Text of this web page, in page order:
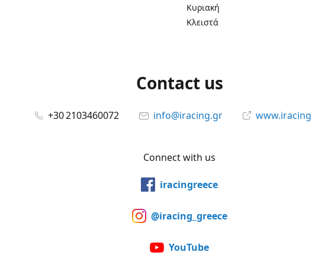
Κυριακή
Κλειστά
Contact us
+30 2103460072 info@iracing.gr
Connect with us
iracingreece
@iracing_greece
YouTube